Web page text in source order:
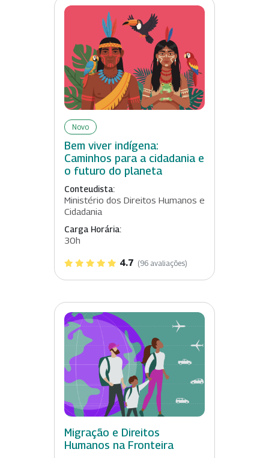
Novo
Bem viver indígena:
Caminhos para a cidadania e
o futuro do planeta
Conteudista:
Ministério dos Direitos Humanos e
Cidadania
Carga Horária:
30h
4.7 (96 avaliações)
Migração e Direitos
Humanos na Fronteira